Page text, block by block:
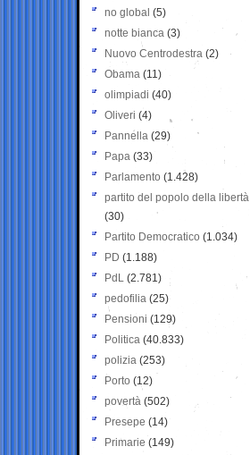
no global (5)
notte bianca (3)
Nuovo Centrodestra (2)
Obama (11)
olimpiadi (40)
Oliveri (4)
Pannella (29)
Papa (33)
Parlamento (1.428)
partito del popolo della libertà
(30)
Partito Democratico (1.034)
PD (1.188)
PdL (2.781)
pedofilia (25)
Pensioni (129)
Politica (40.833)
polizia (253)
Porto (12)
povertà (502)
Presepe (14)
Primarie (149)